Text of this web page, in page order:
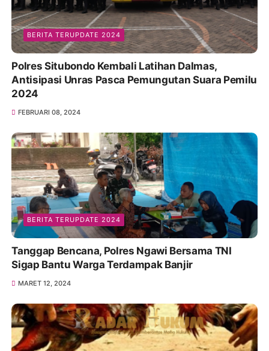
BERITA TERUPDATE 2024
Polres Situbondo Kembali Latihan Dalmas,
Antisipasi Unras Pasca Pemungutan Suara Pemilu
2024
FEBRUARI 08, 2024
BERITA TERUPDATE 2024
Tanggap Bencana, Polres Ngawi Bersama TNI
Sigap Bantu Warga Terdampak Banjir
MARET 12, 2024